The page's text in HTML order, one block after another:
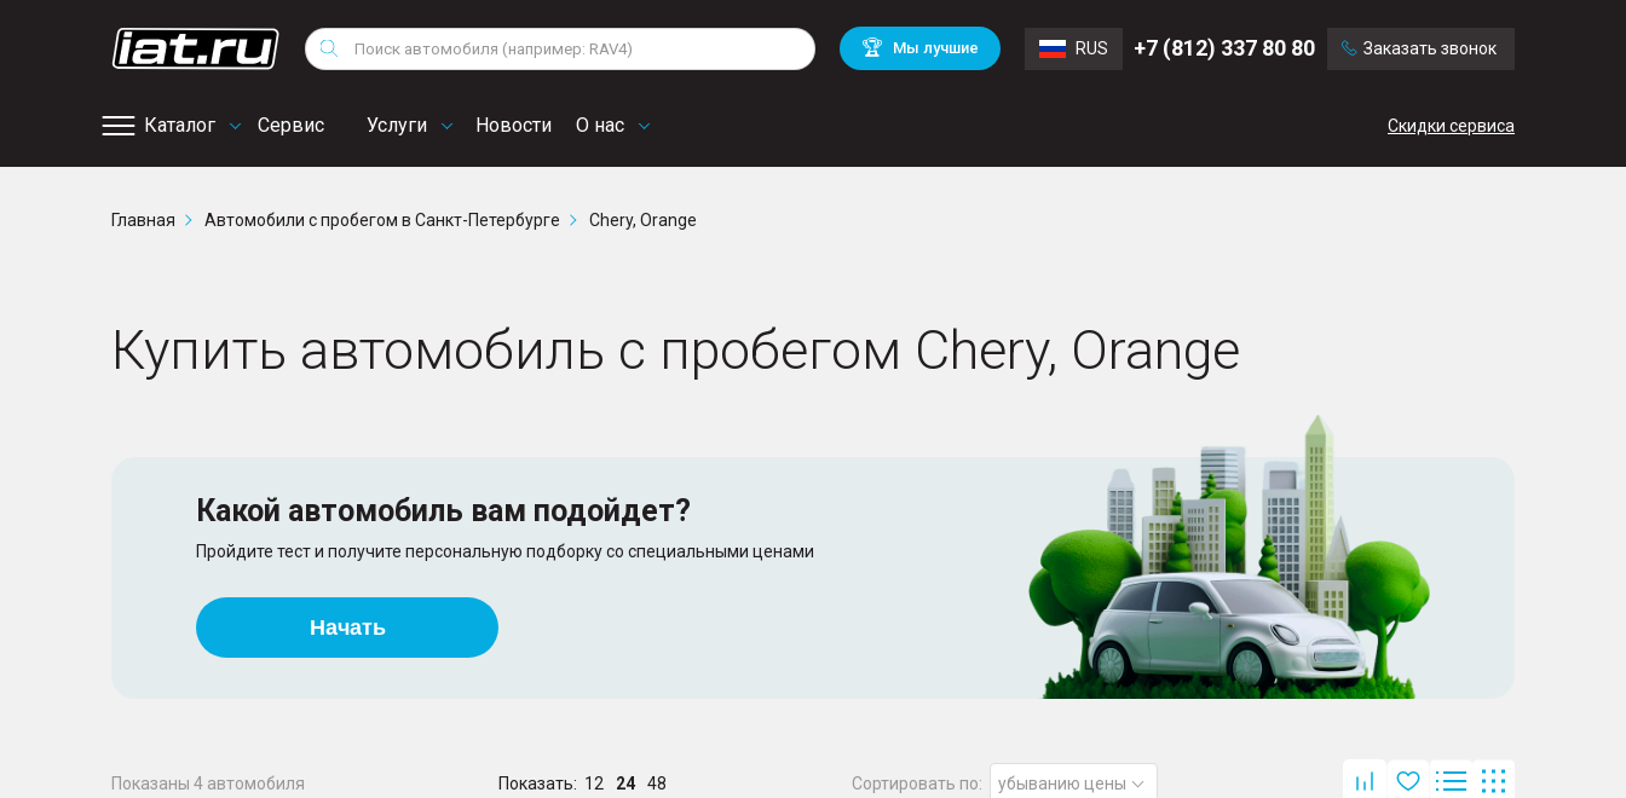
Поиск 🏆 Мы лучшие RUS +7 (812) 337 80 80 Заказать звонок
Каталог Сервис
сервис
Услуги Новости О нас Скидки сервиса
Снегоходы
Квадроциклы
Volkswagen
Mitsubishi BMW
Audi
Chevrolet Mercedes Benz
Главная Автомобили с пробегом в Санкт-Петербурге Chery, Orange
Купить автомобиль с пробегом Chery, Orange
Какой автомобиль вам подойдет?
Пройдите тест и получите персональную подборку со специальными ценами
Начать
Показаны 4 автомобиля Показать: 12 24 48 Сортировать по: убыванию цены